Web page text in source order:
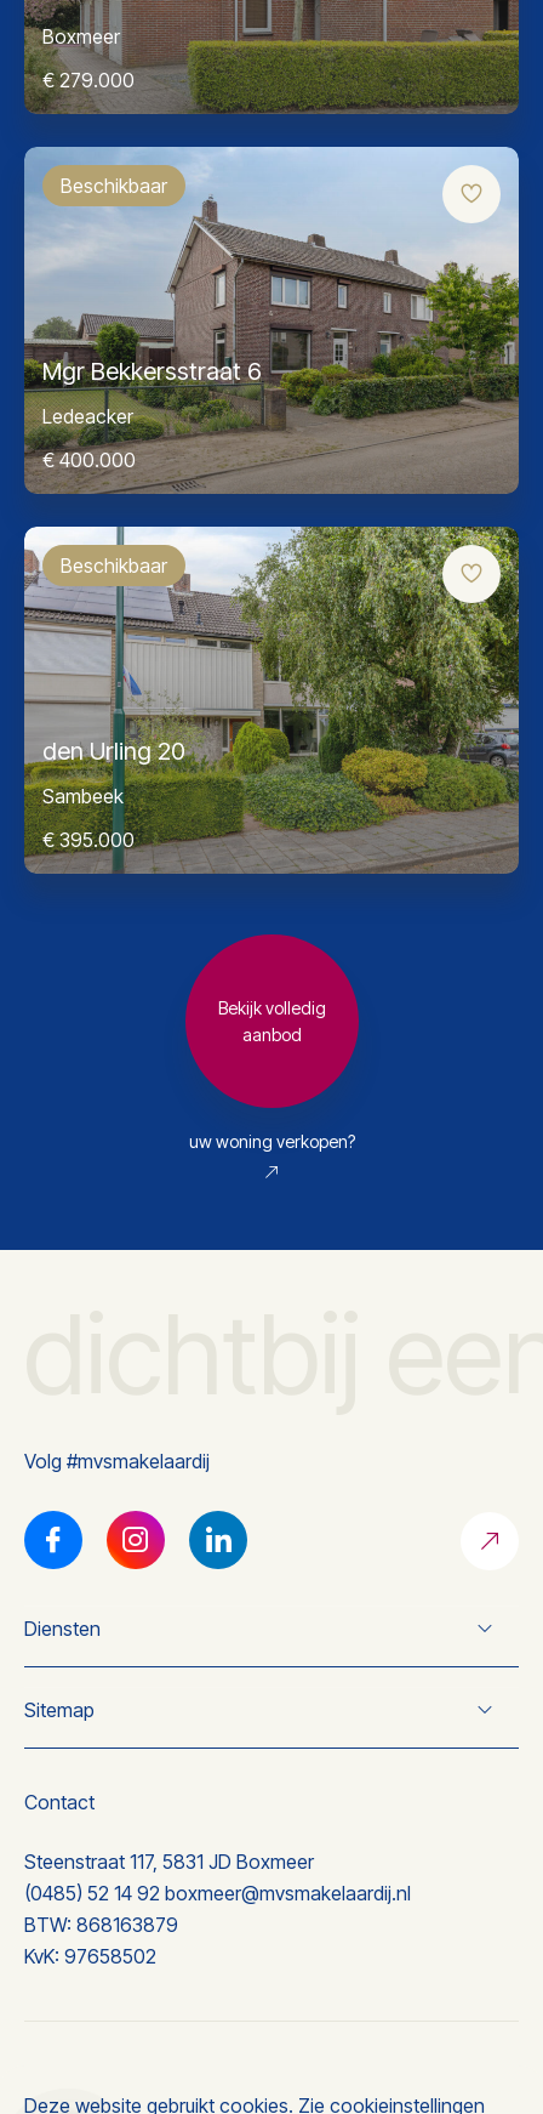
Boxmeer
€ 279.000
Beschikbaar
Mgr Bekkersstraat 6
Ledeacker
€ 400.000
Beschikbaar
den Urling 20
Sambeek
€ 395.000
Bekijk volledig
aanbod
uw woning verkopen?
Diensten
Koop
Taxatie
Sitemap
Wonen
Ervaringen
Contact
Contact
Steenstraat 117, 5831 JD Boxmeer
(0485) 52 14 92 boxmeer@mvsmakelaardij.nl
BTW: 868163879
KvK: 97658502
Volg #mvsmakelaardij
Deze website gebruikt cookies. Zie cookieinstellingen